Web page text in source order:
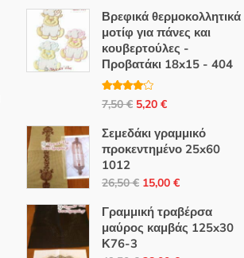
α
π
ό
5
Βρεφικά θερμοκολλητικά
μοτίφ για πάνες και
κουβερτούλες -
Προβατάκι 18x15 - 404
Βαθμολο
γήθηκε με
5
7,50€ Original
was:
7,50 €.
5,20 €Η
τιμή
5,20 €.
Σεμεδάκι γραμμικό
προκεντημένο 25x60
1012
26,50€ Original
was:
26,50 €.
15,00 €Η
τιμή
είναι:
Γραμμική τραβέρσα
μαύρος καμβάς 125x30
Κ76-3